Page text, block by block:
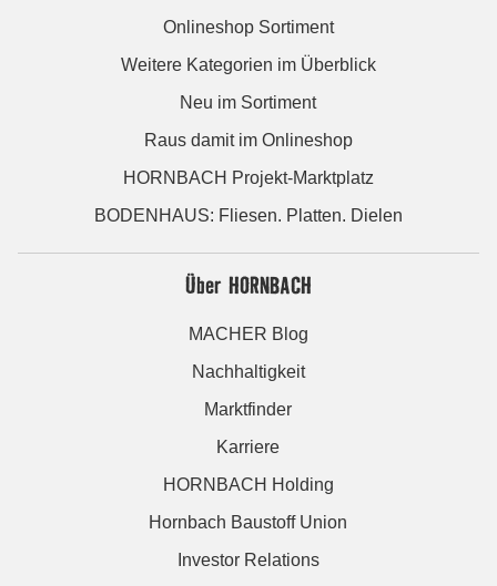
Onlineshop Sortiment
Weitere Kategorien im Überblick
Neu im Sortiment
Raus damit im Onlineshop
HORNBACH Projekt-Marktplatz
BODENHAUS: Fliesen. Platten. Dielen
Über HORNBACH
MACHER Blog
Nachhaltigkeit
Marktfinder
Karriere
HORNBACH Holding
Hornbach Baustoff Union
Investor Relations